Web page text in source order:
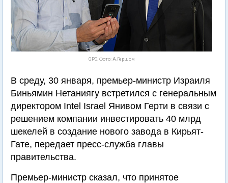
GPO. Фото: А.Гершом
В среду, 30 января, премьер-министр Израиля
Биньямин Нетаниягу встретился с генеральным
директором Intel Israel Янивом Герти в связи с
решением компании инвестировать 40 млрд
шекелей в создание нового завода в Кирьят-
Гате, передает пресс-служба главы
правительства.
Премьер-министр сказал, что принятое